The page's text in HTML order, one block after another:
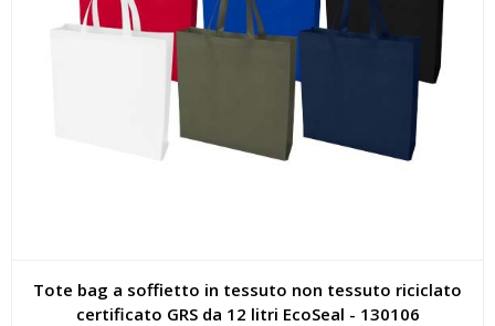
Tote bag a soffietto in tessuto non tessuto riciclato
certificato GRS da 12 litri EcoSeal - 130106